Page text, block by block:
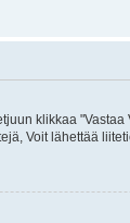
klikkaa
Voit lähettää